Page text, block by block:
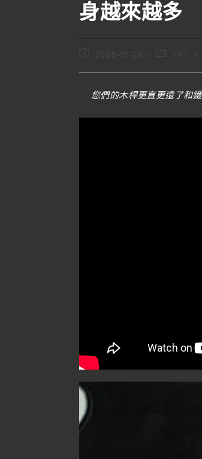
身越來越多
2024-01-26
您們的木桿更直更遠了和